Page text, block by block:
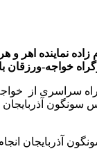
نماینده اهر و
خواجه-ورزقان
سراسری از
آذربایجان
آذربایجان